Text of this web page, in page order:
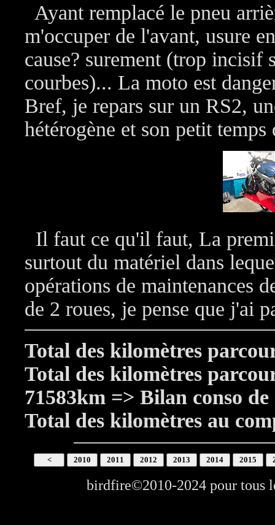
Ayant remplacé le pneu
m'occuper de l'avant, usure
cause? surement (trop incisif
courbes)... La moto est
Bref, je repars sur un RS2,
hétérogène et son petit
Il faut ce qu'il faut, La
surtout du matériel dans
opérations de maintenances
de 2 roues, je pense que j'ai
Total des kilomètres
Total des kilomètres
71583km => Bilan conso
Total des kilomètres au
birdfire©2010-2024 pour tous